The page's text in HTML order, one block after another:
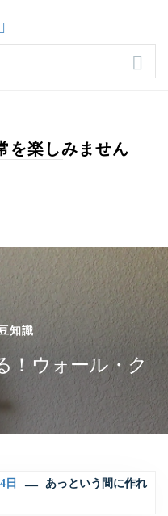
を楽しみません
知識
！ウォール・ク
4日
あっという間に作れ